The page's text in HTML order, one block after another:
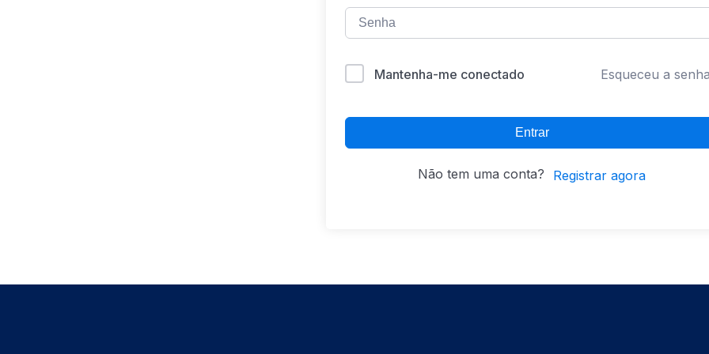
Mantenha-me conectado Esqueceu a
Entrar
Não tem uma conta? Registrar agora